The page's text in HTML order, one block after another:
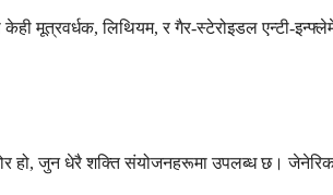
मूत्रवर्धक, लिथियम, र गैर-स्टेरोइडल एन्टी-
हो, जुन धेरै शक्ति संयोजनहरूमा उपलब्ध छ।